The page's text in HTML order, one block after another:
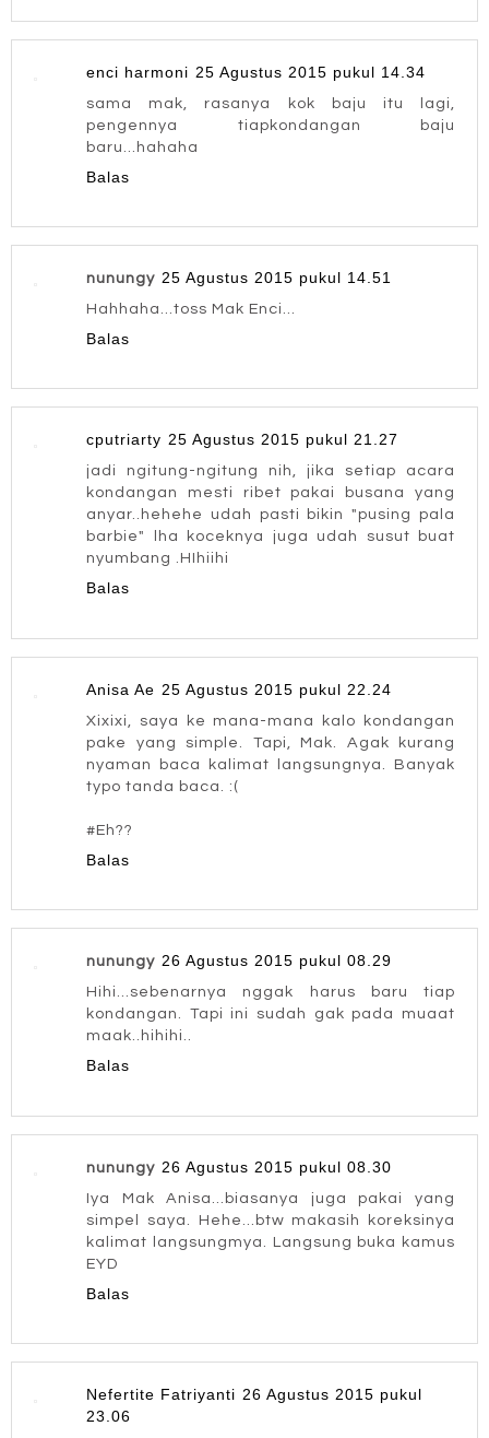
enci harmoni 25 Agustus 2015 pukul 14.34
sama mak, rasanya kok baju itu lagi,
pengennya tiapkondangan baju
baru...hahaha
Balas
nunungy 25 Agustus 2015 pukul 14.51
Hahhaha...toss Mak Enci...
Balas
cputriarty 25 Agustus 2015 pukul 21.27
jadi ngitung-ngitung nih, jika setiap acara
kondangan mesti ribet pakai busana yang
anyar..hehehe udah pasti bikin "pusing pala
barbie" lha koceknya juga udah susut buat
nyumbang .HIhiihi
Balas
Anisa Ae 25 Agustus 2015 pukul 22.24
Xixixi, saya ke mana-mana kalo kondangan
pake yang simple. Tapi, Mak. Agak kurang
nyaman baca kalimat langsungnya. Banyak
typo tanda baca. :(
#Eh??
Balas
nunungy 26 Agustus 2015 pukul 08.29
Hihi...sebenarnya nggak harus baru tiap
kondangan. Tapi ini sudah gak pada muaat
maak..hihihi..
Balas
nunungy 26 Agustus 2015 pukul 08.30
Iya Mak Anisa...biasanya juga pakai yang
simpel saya. Hehe...btw makasih koreksinya
kalimat langsungmya. Langsung buka kamus
EYD
Balas
Nefertite Fatriyanti 26 Agustus 2015 pukul
23.06